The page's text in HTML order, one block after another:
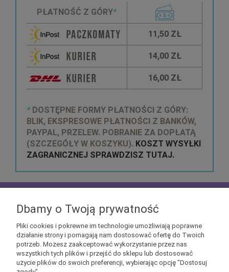
PŁATNOŚĆ Z GÓRY*
11,50 ZŁ
14,00 ZŁ
16,00 ZŁ
* DOSTĘPNE FORMY PŁATNOŚCI Z GÓRY:
BLIK, EKSPRESOWE PŁATNOŚCI Z BANKÓW,
PAYPAL, PRZELEW. POBRANIE ZA DOPŁATĄ
(SZCZEGÓŁY W KOSZYKU). KOSZT WYSYŁKI
ZAGRANICZNEJ SPRAWDZISZ TUTAJ.
otrzymać kupony rabatowe na geekowe itemy
Dbamy o Twoją prywatność
Pliki cookies i pokrewne im technologie umożliwiają poprawne
działanie strony i pomagają nam dostosować ofertę do Twoich
potrzeb. Możesz zaakceptować wykorzystanie przez nas
wszystkich tych plików i przejść do sklepu lub dostosować
użycie plików do swoich preferencji, wybierając opcję "Dostosuj